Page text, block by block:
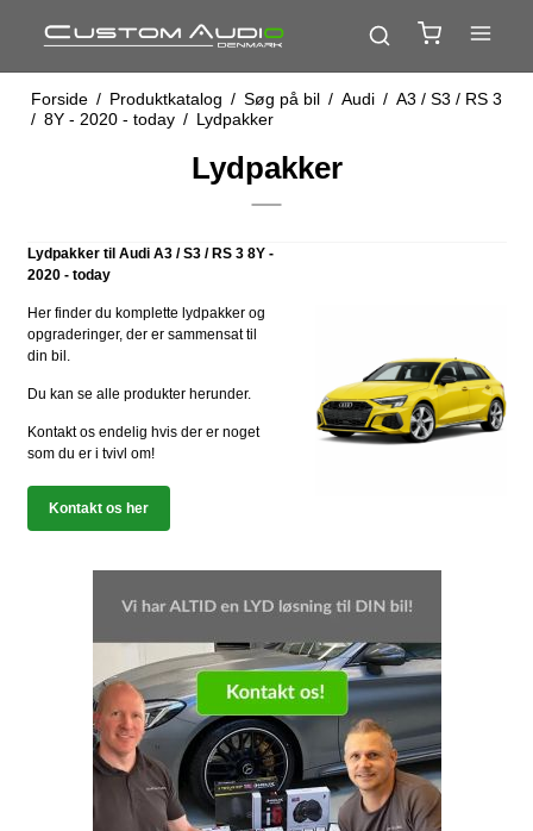
Forside / Produktkatalog / Søg på bil / Audi / A3 / S3 / RS 3
/ 8Y - 2020 - today / Lydpakker
Lydpakker
Lydpakker til Audi A3 / S3 / RS 3 8Y -
2020 - today
Her finder du komplette lydpakker og
opgraderinger, der er sammensat til
din bil.
Du kan se alle produkter herunder.
Kontakt os endelig hvis der er noget
som du er i tvivl om!
Kontakt os her